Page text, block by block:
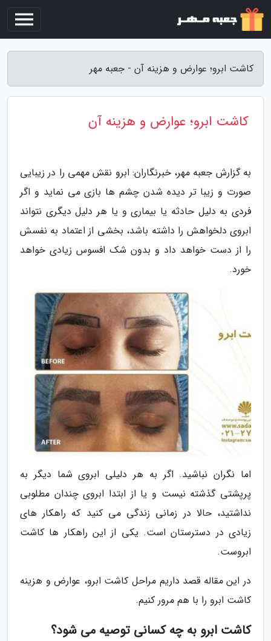
کاشت ابرو؛ عوارض و هزینه آن - جعبه مهر
کاشت ابرو؛ عوارض و هزینه آن
به گزارش جعبه مهر، خبرنگاران: ابرو نقش مهمی را در زیبایی
صورت و زیبا تر دیده شدن چشم ها بازی می نماید و اگر
فردی به دلیل حادثه یا بیماری و یا هر دلیل دیگری نتواند
ابروی دلخواهش را داشته باشد، بخشی از اعتماد به نفسش
را از دست خواهد داد و بدون شک افسوس زیادی خواهد
خورد.
اما نگران نباشید. اگر به هر دلیلی ابروی شما دیگر به
پرپشتی گذشته نیست و یا از ابتدا ابروی چندان مطلوبی
نداشتید، حالا در زمانی زندگی می کنید که راهکار های
زیادی در دسترستان است. یکی از این راهکار ها کاشت
ابروست.
در این مقاله قصد داریم مراحل کاشت ابرو، عوارض و هزینه
کاشت ابرو را با هم مرور کنیم.
کاشت ابرو به چه کسانی توصیه می شود؟